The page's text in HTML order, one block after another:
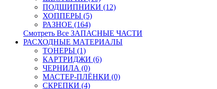
ПОДШИПНИКИ (12)
ХОППЕРЫ (5)
РАЗНОЕ (164)
Смотреть Все ЗАПАСНЫЕ ЧАСТИ
РАСХОДНЫЕ МАТЕРИАЛЫ
ТОНЕРЫ (1)
КАРТРИДЖИ (6)
ЧЕРНИЛА (0)
МАСТЕР-ПЛЁНКИ (0)
СКРЕПКИ (4)